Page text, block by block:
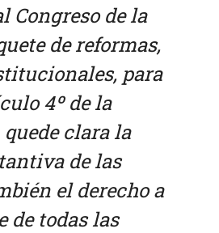
Congreso de la
de reformas,
para
4º de la
clara la
de las
el derecho a
de todas las